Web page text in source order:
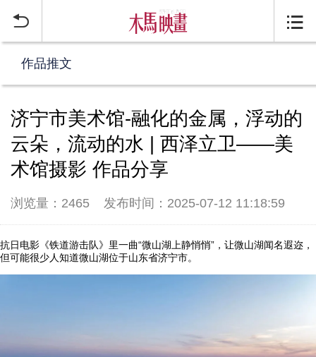
 
作品推文
济宁市美术馆-融化的金属，浮动的
云朵，流动的水 | 西泽立卫——美
术馆摄影 作品分享
浏览量：2465 发布时间：2025-07-12 11:18:59
抗日电影《铁道游击队》里一曲“微山湖上静悄悄”，让微山湖闻名遐迩，
但可能很少人知道微山湖位于山东省济宁市。